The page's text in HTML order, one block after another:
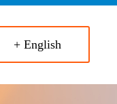
+ English